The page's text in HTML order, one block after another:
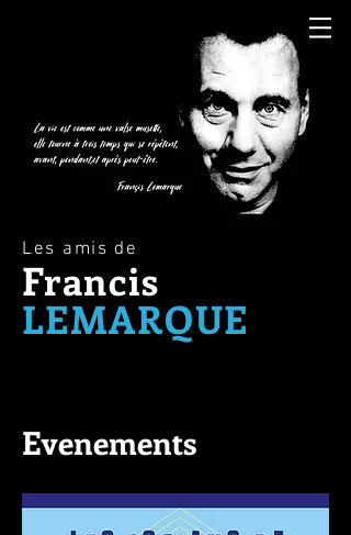
Les amis de
Francis
LEMARQUE
Evenements